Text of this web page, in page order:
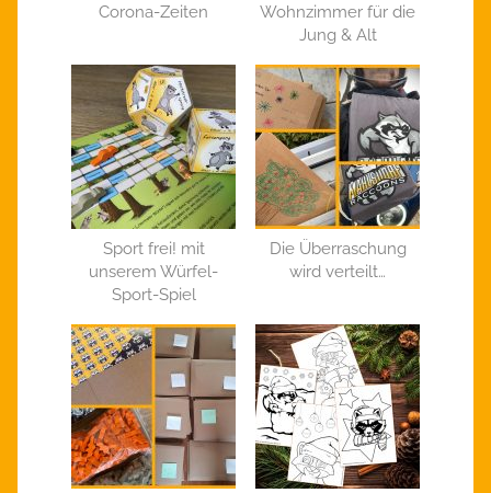
Corona-Zeiten
Wohnzimmer für die
Jung & Alt
Sport frei! mit
unserem Würfel-
Sport-Spiel
Die Überraschung
wird verteilt…